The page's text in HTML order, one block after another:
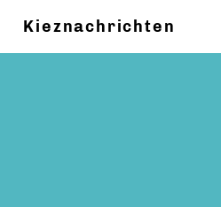
Kieznachrichten